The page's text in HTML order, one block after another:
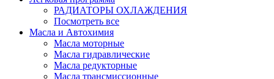
РАДИАТОРЫ ОХЛАЖДЕНИЯ
Посмотреть все
Масла и Автохимия
Масла моторные
Масла гидравлические
Масла редукторные
Масла трансмиссионные